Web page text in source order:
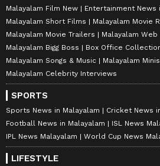
Malayalam Film New
Entertainment News
Malayalam Short Films
Malayalam Movie
Malayalam Movie Trailers
Malayalam Web
Malayalam Bigg Boss
Box Office
Malayalam Songs & Music
Malayalam
Malayalam Celebrity Interviews
SPORTS
Sports News in Malayalam
Cricket News
Football News in Malayalam
ISL News
IPL News Malayalam
World Cup News
LIFESTYLE